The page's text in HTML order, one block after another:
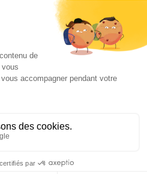
Politique cookies
d'utilisation